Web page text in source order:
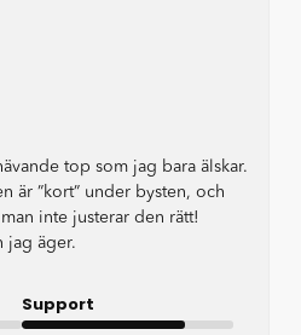
top som jag bara älskar.
är ”kort” under bysten, och
inte justerar den rätt!
jag äger.
Support